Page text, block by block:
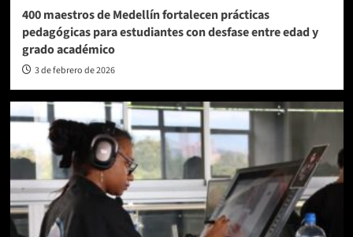
400 maestros de Medellín fortalecen prácticas
pedagógicas para estudiantes con desfase entre edad y
grado académico
3 de febrero de 2026